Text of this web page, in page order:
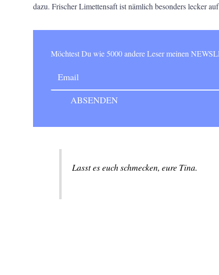
dazu. Frischer Limettensaft ist nämlich besonders lecker
Möchtest Du wie 5000 andere Leser meinen
Lasst es euch schmecken, eure Tina.